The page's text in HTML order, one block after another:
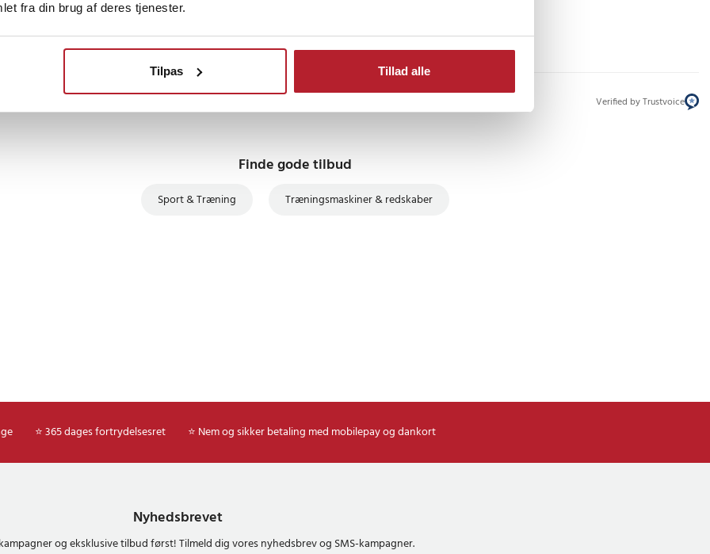
fra din brug af deres tjenester.
Tilpas Tillad alle
måneder siden
Verified by Trustvoice
Finde gode tilbud
Sport & Træning Træningsmaskiner & redskaber
⭐ 365 dages fortrydelsesret ⭐ Nem og sikker betaling med mobilepay og dankort
Nyhedsbrevet
og eksklusive tilbud først! Tilmeld dig vores nyhedsbrev og SMS-kampagner.